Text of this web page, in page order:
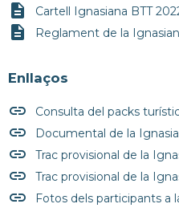
description Cartell Ignasiana BTT
description Reglament de la
Enllaços
insert_link Consulta del packs
insert_link Documental de la
insert_link Trac provisional de la
insert_link Trac provisional de la
insert_link
Fotos dels participants a